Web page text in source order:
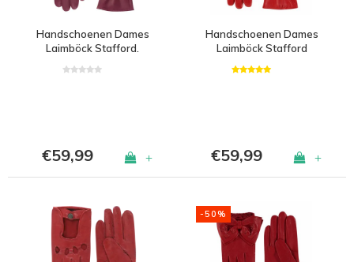
Handschoenen Dames
Laimböck Stafford.
€59,99 +
Handschoenen Dames
Laimböck Stafford
€59,99 +
-50%